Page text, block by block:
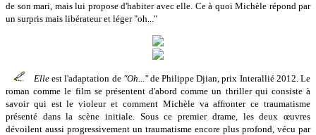
de son mari, mais lui propose d'habiter avec elle. Ce à quoi Michèle répond par
un surpris mais libérateur et léger "oh..."
Elle est l'adaptation de "Oh..."de Philippe Djian, prix Interallié 2012. Le
roman comme le film se présentent d'abord comme un thriller qui consiste à
savoir qui est le violeur et comment Michèle va affronter ce traumatisme
présenté dans la scène initiale. Sous ce premier drame, les deux œuvres
dévoilent aussi progressivement un traumatisme encore plus profond, vécu par